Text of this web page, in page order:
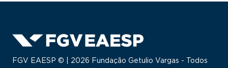
FGV EAESP © | 2026 Fundação Getulio Vargas - Todos